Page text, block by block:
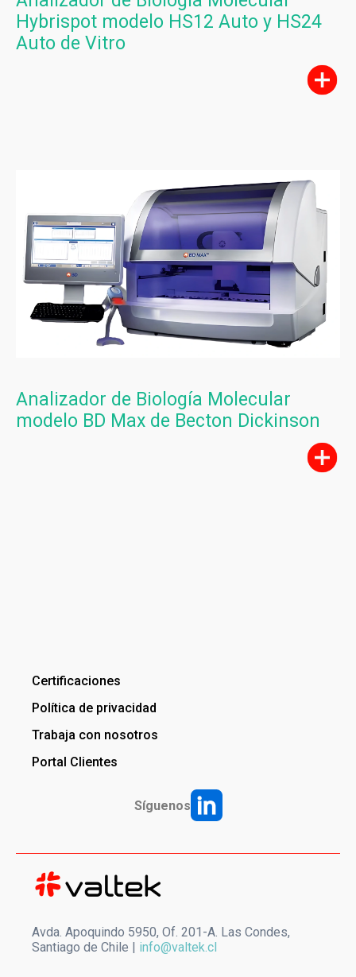
Hybrispot modelo HS12 Auto y HS24
Auto de Vitro
Analizador de Biología Molecular
modelo BD Max de Becton Dickinson
Certificaciones
Política de privacidad
Trabaja con nosotros
Portal Clientes
Síguenos
Avda. Apoquindo 5950, Of. 201-A. Las Condes,
Santiago de Chile | info@valtek.cl